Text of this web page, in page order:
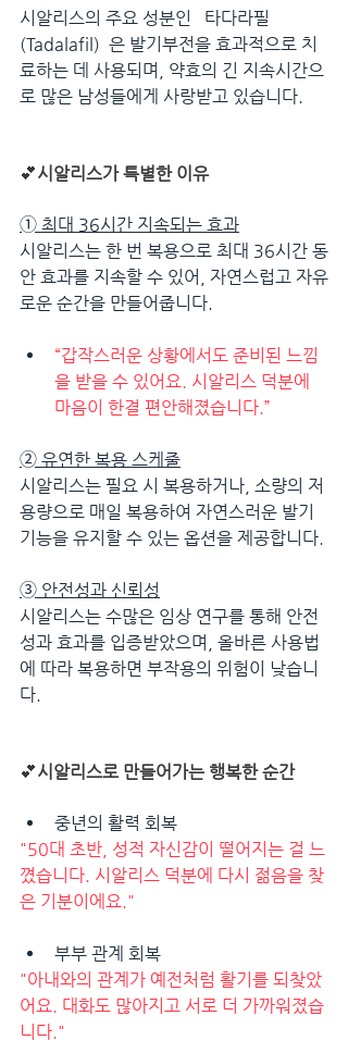
시알리스의 주요 성분인   타다라필
(Tadalafil)  은 발기부전을 효과적으로 치
료하는 데 사용되며, 약효의 긴 지속시간으
로 많은 남성들에게 사랑받고 있습니다.
💕시알리스가 특별한 이유
➀ 최대 36시간 지속되는 효과
시알리스는 한 번 복용으로 최대 36시간 동
안 효과를 지속할 수 있어, 자연스럽고 자유
로운 순간을 만들어줍니다.
“갑작스러운 상황에서도 준비된 느낌
을 받을 수 있어요. 시알리스 덕분에
마음이 한결 편안해졌습니다.”
➁ 유연한 복용 스케줄
시알리스는 필요 시 복용하거나, 소량의 저
용량으로 매일 복용하여 자연스러운 발기
기능을 유지할 수 있는 옵션을 제공합니다.
➂ 안전성과 신뢰성
시알리스는 수많은 임상 연구를 통해 안전
성과 효과를 입증받았으며, 올바른 사용법
에 따라 복용하면 부작용의 위험이 낮습니
다.
💕시알리스로 만들어가는 행복한 순간
중년의 활력 회복
"50대 초반, 성적 자신감이 떨어지는 걸 느
꼈습니다. 시알리스 덕분에 다시 젊음을 찾
은 기분이에요."
부부 관계 회복
"아내와의 관계가 예전처럼 활기를 되찾았
어요. 대화도 많아지고 서로 더 가까워졌습
니다."